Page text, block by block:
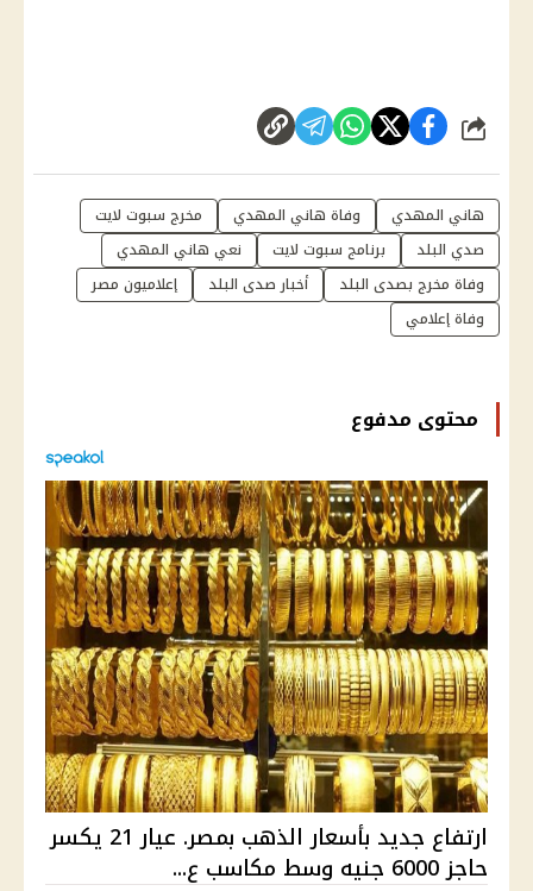
شارك
هاني المهدي وفاة هاني المهدي
مخرج سبوت لايت
صدي البلد
برنامج سبوت لايت
نعي هاني المهدي
وفاة مخرج بصدى البلد
أخبار صدى البلد
إعلاميون مصر
وفاة إعلامي
محتوى مدفوع
ارتفاع جديد بأسعار الذهب بمصر. عيار 21 يكسر
حاجز 6000 جنيه وسط مكاسب ع...